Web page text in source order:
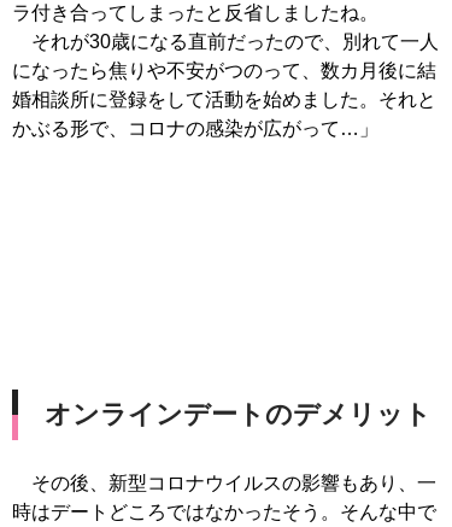
ラ付き合ってしまったと反省しましたね。
それが30歳になる直前だったので、別れて一人
になったら焦りや不安がつのって、数カ月後に結
婚相談所に登録をして活動を始めました。それと
かぶる形で、コロナの感染が広がって…」
オンラインデートのデメリット
その後、新型コロナウイルスの影響もあり、一
時はデートどころではなかったそう。そんな中で